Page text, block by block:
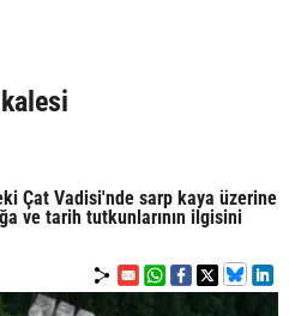
Çat Vadisi'nde sarp kaya üzerine
ve tarih tutkunlarının ilgisini